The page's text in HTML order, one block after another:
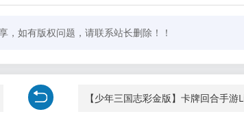
如有版权问题，请联系站长删除！！